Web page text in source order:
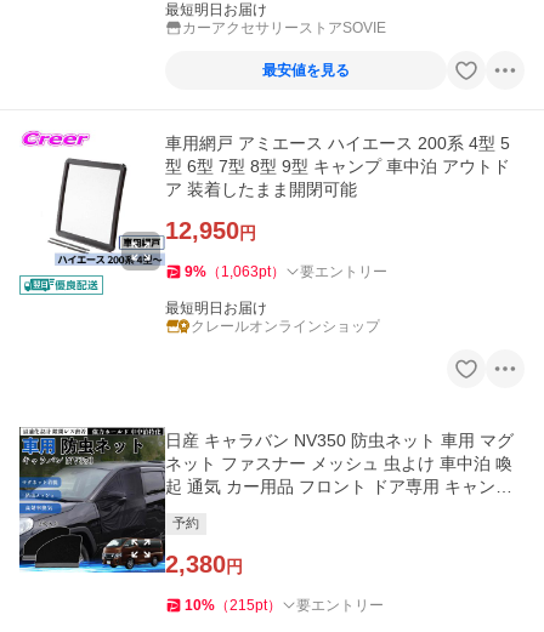
最短明日お届け
カーアクセサリーストアSOVIE
最安値を見る
車用網戸 アミエース ハイエース 200系 4型 5
型 6型 7型 8型 9型 キャンプ 車中泊 アウトド
ア 装着したまま開閉可能
12,950円
9% （ 1,063pt） 要エントリー
最短明日お届け
クレールオンラインショップ
日産 キャラバン NV350 防虫ネット 車用 マグ
ネット ファスナー メッシュ 虫よけ 車中泊 喚
起 通気 カー用品 フロント ドア専用 キャンプ
予約
2,380円
10% （215pt） 要エントリー